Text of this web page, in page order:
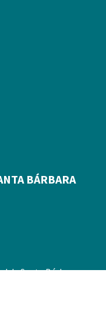
BÁRBARA
de Santa Bárbara